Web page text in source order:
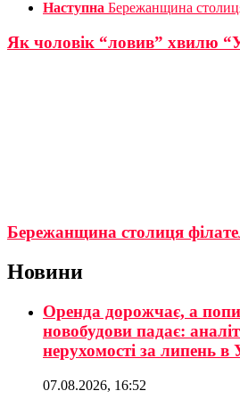
Наступна Бережанщина
Як чоловік “ловив” хвилю
Бережанщина столиця
Новини
Оренда дорожчає, а
новобудови падає:
нерухомості за липень в
07.08.2026, 16:52